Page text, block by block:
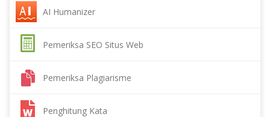
AI Humanizer
Pemeriksa SEO Situs Web
Pemeriksa Plagiarisme
Penghitung Kata